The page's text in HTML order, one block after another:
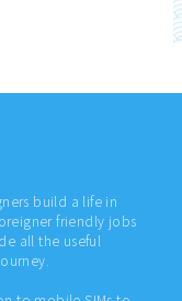
build a life in
friendly jobs
all the useful